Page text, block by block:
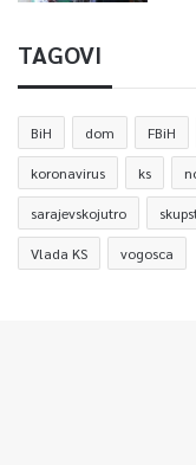
TAGOVI
BiH dom FBiH
koronavirus ks
sarajevskojutro
Vlada KS vogosca